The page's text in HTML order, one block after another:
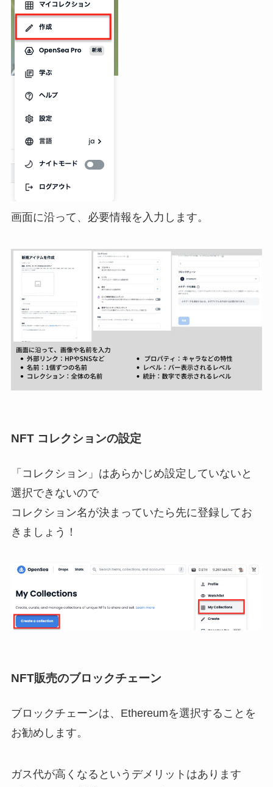
画面に沿って、必要情報を入力します。
NFT コレクションの設定
「コレクション」はあらかじめ設定していないと
選択できないので
コレクション名が決まっていたら先に登録してお
きましょう！
NFT販売のブロックチェーン
ブロックチェーンは、Ethereumを選択することを
お勧めします。
ガス代が高くなるというデメリットはあります